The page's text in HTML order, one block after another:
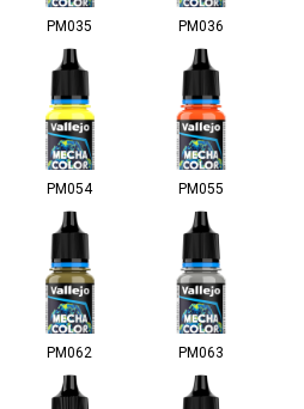
PM035 PM036
PM054 PM055
PM062 PM063